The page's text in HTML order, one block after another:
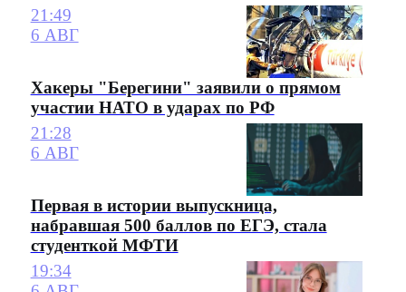
21:49
6 АВГ
Хакеры "Берегини" заявили о прямом
участии НАТО в ударах по РФ
21:28
6 АВГ
Первая в истории выпускница,
набравшая 500 баллов по ЕГЭ, стала
студенткой МФТИ
19:34